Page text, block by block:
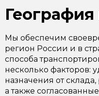
География
Мы обеспечим
регион России и в
способа
несколько факторов:
назначения от
а также